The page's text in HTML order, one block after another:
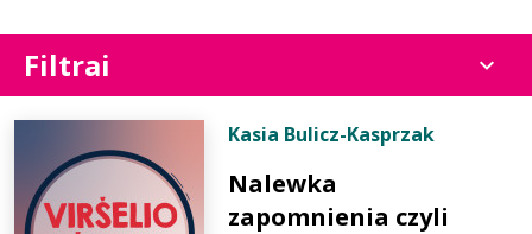
Filtrai
Kasia Bulicz-Kasprzak
Nalewka
zapomnienia czyli